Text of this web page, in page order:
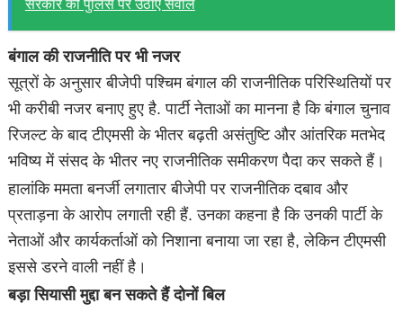
सरकार की पुलिस पर उठाए सवाल
बंगाल की राजनीति पर भी नजर
सूत्रों के अनुसार बीजेपी पश्चिम बंगाल की राजनीतिक परिस्थितियों पर
भी करीबी नजर बनाए हुए है. पार्टी नेताओं का मानना है कि बंगाल चुनाव
रिजल्ट के बाद टीएमसी के भीतर बढ़ती असंतुष्टि और आंतरिक मतभेद
भविष्य में संसद के भीतर नए राजनीतिक समीकरण पैदा कर सकते हैं।
हालांकि ममता बनर्जी लगातार बीजेपी पर राजनीतिक दबाव और
प्रताड़ना के आरोप लगाती रही हैं. उनका कहना है कि उनकी पार्टी के
नेताओं और कार्यकर्ताओं को निशाना बनाया जा रहा है, लेकिन टीएमसी
इससे डरने वाली नहीं है।
बड़ा सियासी मुद्दा बन सकते हैं दोनों बिल